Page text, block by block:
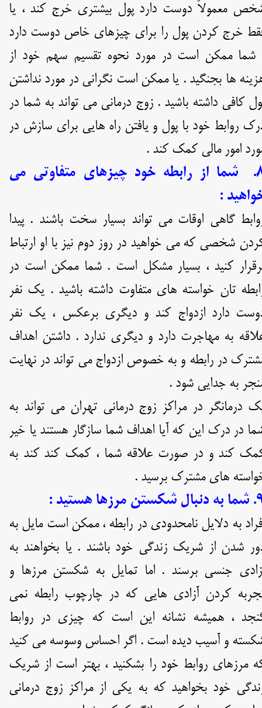
معمولاً دوست دارد پول بیشتری خرج کند ، یا
خرج کردن پول را برای چیزهای خاص دوست دارد
شما ممکن است در مورد نحوه تقسیم سهم خود از
ها بجنگید . یا ممکن است نگرانی در مورد نداشتن
کافی داشته باشید . زوج درمانی می تواند به شما در
روابط خود با پول و یافتن راه هایی برای سازش در
امور مالی کمک کند .
۸. شما از رابطه خود چیزهای متفاوتی می
:
گاهی اوقات می تواند بسیار سخت باشند . پیدا
شخصی که می خواهید در روز دوم نیز با او ارتباط
کنید ، بسیار مشکل است . شما ممکن است در
تان خواسته های متفاوت داشته باشید . یک نفر
دارد ازدواج کند و دیگری برعکس ، یک نفر
به مهاجرت دارد و دیگری ندارد . داشتن اهداف
در رابطه و به خصوص ازدواج می تواند در نهایت
به جدایی شود .
درمانگر در مراکز زوج درمانی تهران می تواند به
در درک این که آیا اهداف شما سازگار هستند یا خیر
کند و در صورت علاقه شما ، کمک کند کند به
های مشترک برسید .
هستید :
به دلایل نامحدودی در رابطه ، ممکن است مایل به
شدن از شریک زندگی خود باشند . یا بخواهند به
جنسی برسند . اما تمایل به شکستن مرزها و
کردن آزادی هایی که در چارچوب رابطه نمی
، همیشه نشانه این است که چیزی در روابط
و آسیب دیده است . اگر احساس وسوسه می کنید
مرزهای روابط خود را بشکنید ، بهتر است از شریک
خود بخواهید که به یکی از مراکز زوج درمانی